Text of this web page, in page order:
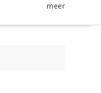
meer